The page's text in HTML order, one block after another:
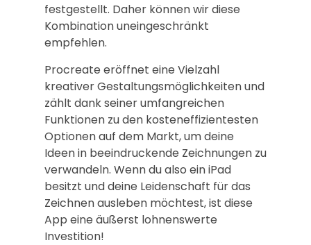
festgestellt. Daher können wir diese
Kombination uneingeschränkt
empfehlen.
Procreate eröffnet eine Vielzahl
kreativer Gestaltungsmöglichkeiten und
zählt dank seiner umfangreichen
Funktionen zu den kosteneffizientesten
Optionen auf dem Markt, um deine
Ideen in beeindruckende Zeichnungen zu
verwandeln. Wenn du also ein iPad
besitzt und deine Leidenschaft für das
Zeichnen ausleben möchtest, ist diese
App eine äußerst lohnenswerte
Investition!